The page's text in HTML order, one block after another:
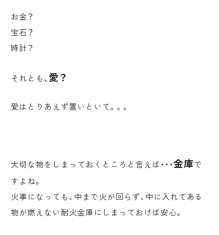
お金？
宝石？
時計？
それとも、 愛？
愛はとりあえず置いといて。。。
大切な物をしまっておくところと言えば・・・金庫で
すよね。
火事になっても、中まで火が回らず、中に入れてある
物が燃えない耐火金庫にしまっておけば安心。